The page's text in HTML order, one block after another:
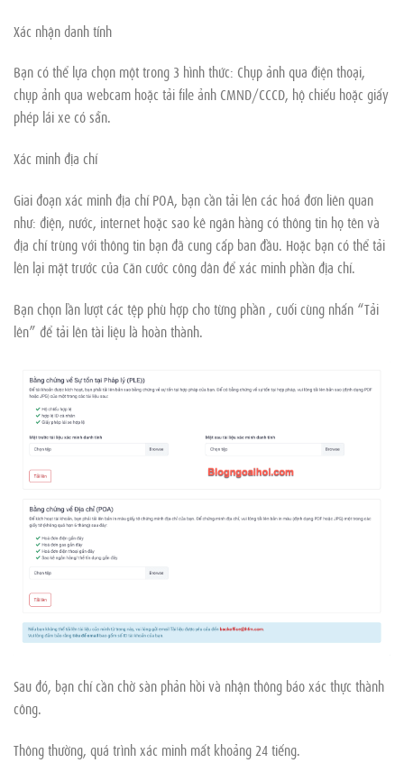
Xác nhận danh tính
Bạn có thể lựa chọn một trong 3 hình thức: Chụp ảnh qua điện thoại,
chụp ảnh qua webcam hoặc tải file ảnh CMND/CCCD, hộ chiếu hoặc giấy
phép lái xe có sẵn.
Xác minh địa chỉ
Giai đoạn xác minh địa chỉ POA, bạn cần tải lên các hoá đơn liên quan
như: điện, nước, internet hoặc sao kê ngân hàng có thông tin họ tên và
địa chỉ trùng với thông tin bạn đã cung cấp ban đầu. Hoặc bạn có thể tải
lên lại mặt trước của Căn cước công dân để xác minh phần địa chỉ.
Bạn chọn lần lượt các tệp phù hợp cho từng phần , cuối cùng nhấn “Tải
lên” để tải lên tài liệu là hoàn thành.
Sau đó, bạn chỉ cần chờ sàn phản hồi và nhận thông báo xác thực thành
công.
Thông thường, quá trình xác minh mất khoảng 24 tiếng.